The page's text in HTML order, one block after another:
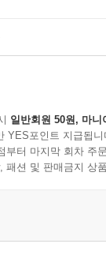
일반회원 50원, 마니
YES포인트 지급됩니
부터 마지막 회차 주
패션 및 판매금지 상